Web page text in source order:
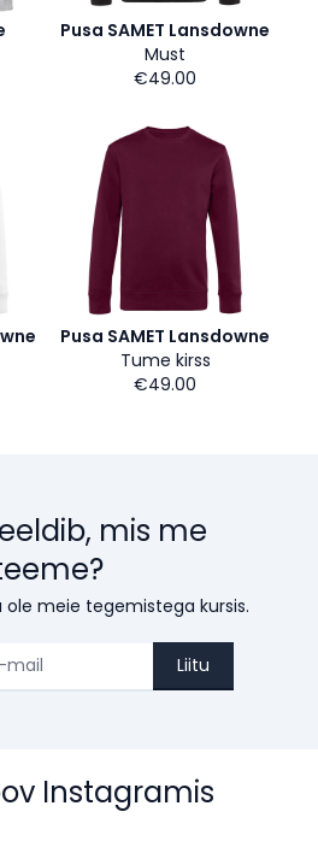
Pusa SAMET Lansdowne
Must
€49.00
Pusa SAMET Lansdowne
Tume kirss
€49.00
mis me
ole meie tegemistega kursis.
Liitu
Instagramis